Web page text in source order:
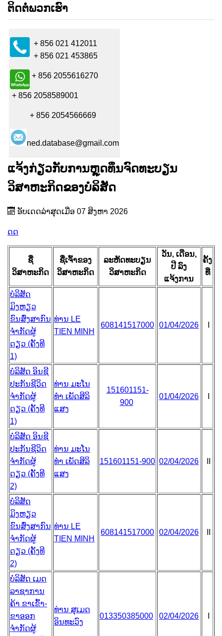
ຕິດຕໍ່ພວກເຮົາ
+ 856 021 412011
+ 856 021 453865
+ 856 2055616270
+ 856 2058589001
+ 856 2054566669
ned.database@gmail.com
ແຈ້ງກ່ຽວກັບການຫຼຸດທຶນຈົດທະບຽນ
ວິສາຫະກິດຂອງບໍລິສັດ
ອັບເດດລ່າສຸດເມື່ອ 07 ສິງຫາ 2026
ດດ
ຊື່
ວິສາຫະກິດ
ຊື່ເຈົ້າຂອງ
ວິສາຫະກິດ
ລະຫັດທະບຽນ
ວິສາຫະກິດ
ວັນ, ເດືອນ,
ປີ ລົງ
ແຈ້ງການ
ຄັ້ງ
ທີ່
ບໍລິສັດ
ມິງຫຽວ
ຂົນສົ່ງສາກົນ
ຈຳກັດຜູ້
ດຽວ (ຄັ້ງທີ
1)
ທ່ານ LE
TIEN MINH
608141517000 01/04/2026
ບໍລິສັດ ອິນຊີ
ປະກັນຊີວິດ
ຈຳກັດຜູ້
ດຽວ (ຄັ້ງທີ
1)
ທ່ານ ມະໂນ
ທຳ ເພັດສິລິ
ແສງ
151601151-
900
01/04/2026
ບໍລິສັດ ອິນຊີ
ປະກັນຊີວິດ
ຈຳກັດຜູ້
ດຽວ (ຄັ້ງທີ
2)
ທ່ານ ມະໂນ
ທຳ ເພັດສິລິ
ແສງ
151601151-900 02/04/2026
ບໍລິສັດ
ມິງຫຽວ
ຂົນສົ່ງສາກົນ
ຈຳກັດຜູ້
ດຽວ (ຄັ້ງທີ
2)
ທ່ານ LE
TIEN MINH
608141517000 02/04/2026
ບໍລິສັດ ເມດ
ລາຊາການ
ຄ້າ ຂາເຂົ້າ-
ຂາອອກ
ຈຳກັດຜູ້
ທ່ານ ສຸເມດ
ອິນທະວົງ
013350385000 02/04/2026